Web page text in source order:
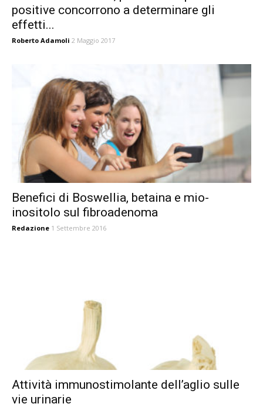
positive concorrono a determinare gli
effetti...
Roberto Adamoli 2 Maggio 2017
Benefici di Boswellia, betaina e mio-
inositolo sul fibroadenoma
Redazione 1 Settembre 2016
Attività immunostimolante dell’aglio sulle
vie urinarie